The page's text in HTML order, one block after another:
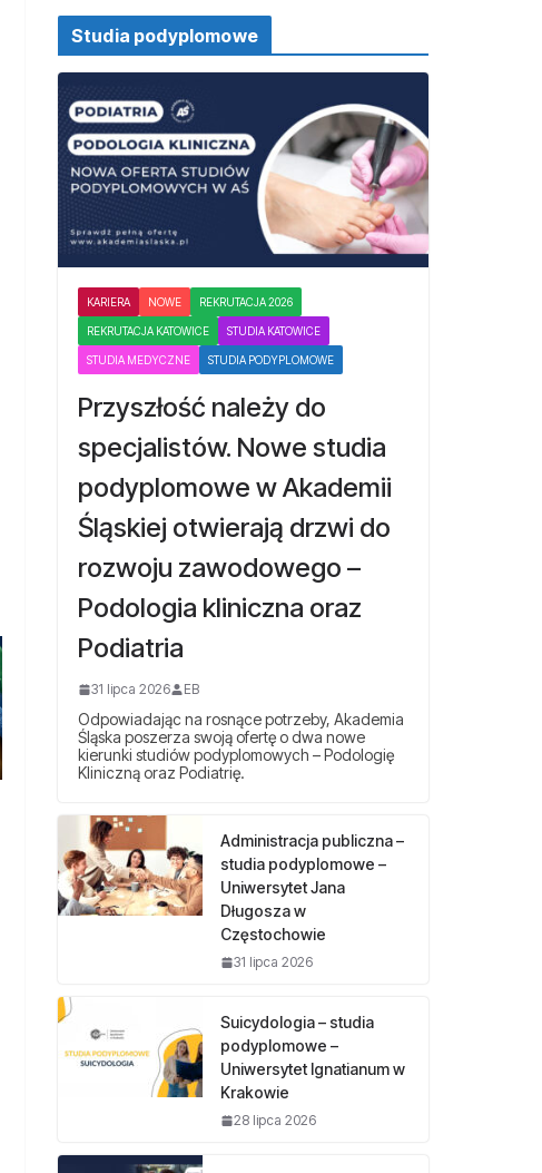
Studia podyplomowe
KARIERA NOWE REKRUTACJA 2026
REKRUTACJA KATOWICE STUDIA KATOWICE
STUDIA MEDYCZNE STUDIA PODYPLOMOWE
Przyszłość należy do
specjalistów. Nowe studia
podyplomowe w Akademii
Śląskiej otwierają drzwi do
rozwoju zawodowego –
Podologia kliniczna oraz
Podiatria
31 lipca 2026 EB
Odpowiadając na rosnące potrzeby, Akademia
Śląska poszerza swoją ofertę o dwa nowe
kierunki studiów podyplomowych – Podologię
Kliniczną oraz Podiatrię.
Administracja publiczna –
studia podyplomowe –
Uniwersytet Jana
Długosza w
Częstochowie
31 lipca 2026
Suicydologia – studia
podyplomowe –
Uniwersytet Ignatianum w
Krakowie
28 lipca 2026